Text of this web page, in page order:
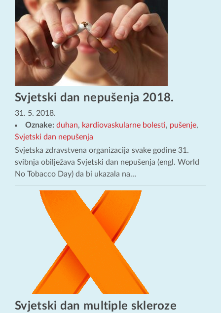
Svjetski dan nepušenja 2018.
31. 5. 2018.
Oznake: duhan, kardiovaskularne bolesti, pušenje,
Svjetski dan nepušenja
Svjetska zdravstvena organizacija svake godine 31.
svibnja obilježava Svjetski dan nepušenja (engl. World
No Tobacco Day) da bi ukazala na…
Svjetski dan multiple skleroze